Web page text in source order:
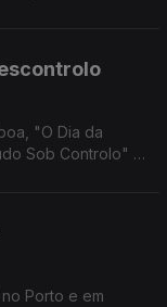
"O Dia da
Sob Controlo" e
Porto e em